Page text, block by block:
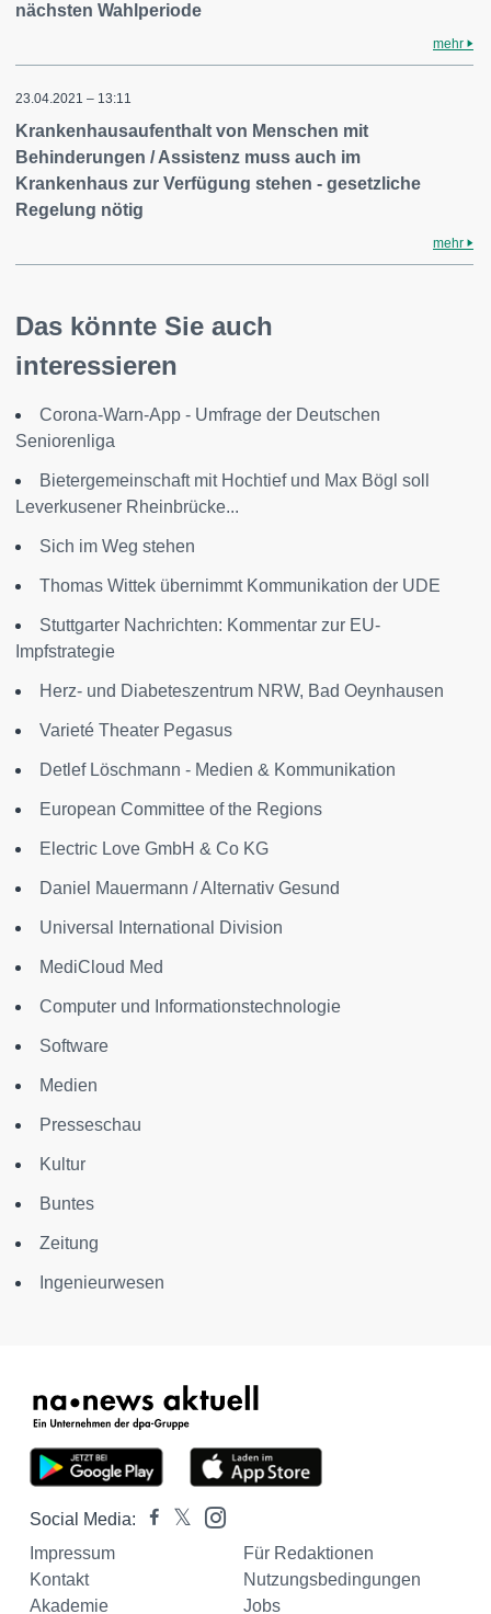
nächsten Wahlperiode
mehr
23.04.2021 – 13:11
Krankenhausaufenthalt von Menschen mit
Behinderungen / Assistenz muss auch im
Krankenhaus zur Verfügung stehen - gesetzliche
Regelung nötig
mehr
Das könnte Sie auch
interessieren
Corona-Warn-App - Umfrage der Deutschen
Seniorenliga
Bietergemeinschaft mit Hochtief und Max Bögl soll
Leverkusener Rheinbrücke...
Sich im Weg stehen
Thomas Wittek übernimmt Kommunikation der UDE
Stuttgarter Nachrichten: Kommentar zur EU-
Impfstrategie
Herz- und Diabeteszentrum NRW, Bad Oeynhausen
Varieté Theater Pegasus
Detlef Löschmann - Medien & Kommunikation
European Committee of the Regions
Electric Love GmbH & Co KG
Daniel Mauermann / Alternativ Gesund
Universal International Division
MediCloud Med
Computer und Informationstechnologie
Software
Medien
Presseschau
Kultur
Buntes
Zeitung
Ingenieurwesen
Social Media:
Impressum
Für Redaktionen
Kontakt
Nutzungsbedingungen
Akademie
Jobs